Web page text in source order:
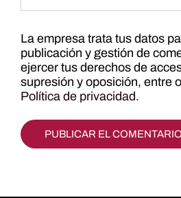
La empresa trata tus datos
publicación y gestión de
ejercer tus derechos de
supresión y oposición, entre
Política de privacidad.